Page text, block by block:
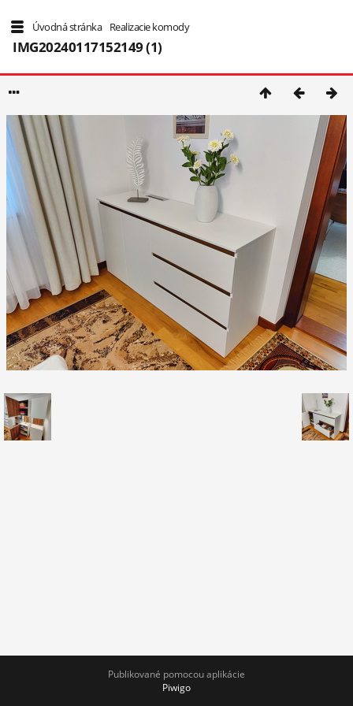
Úvodná stránka/ Realizacie komody/
IMG20240117152149 (1)
Publikované pomocou aplikácie
Piwigo